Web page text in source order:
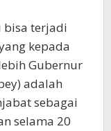
bisa terjadi
kepada
Gubernur
adalah
sebagai
selama 20